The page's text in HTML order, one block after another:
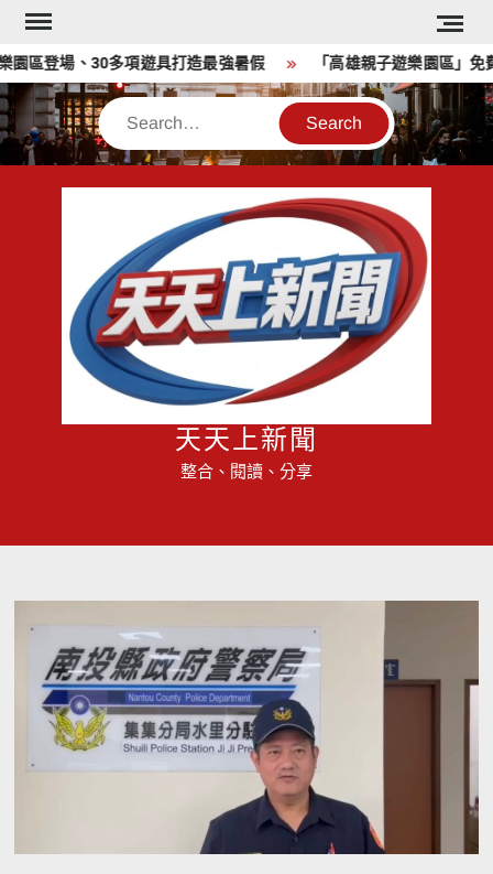
Skip
content
區登場、30多項遊具打造最強暑假 「高雄親子遊樂園區」免
Search
天天上新聞
整合、閱讀、分享